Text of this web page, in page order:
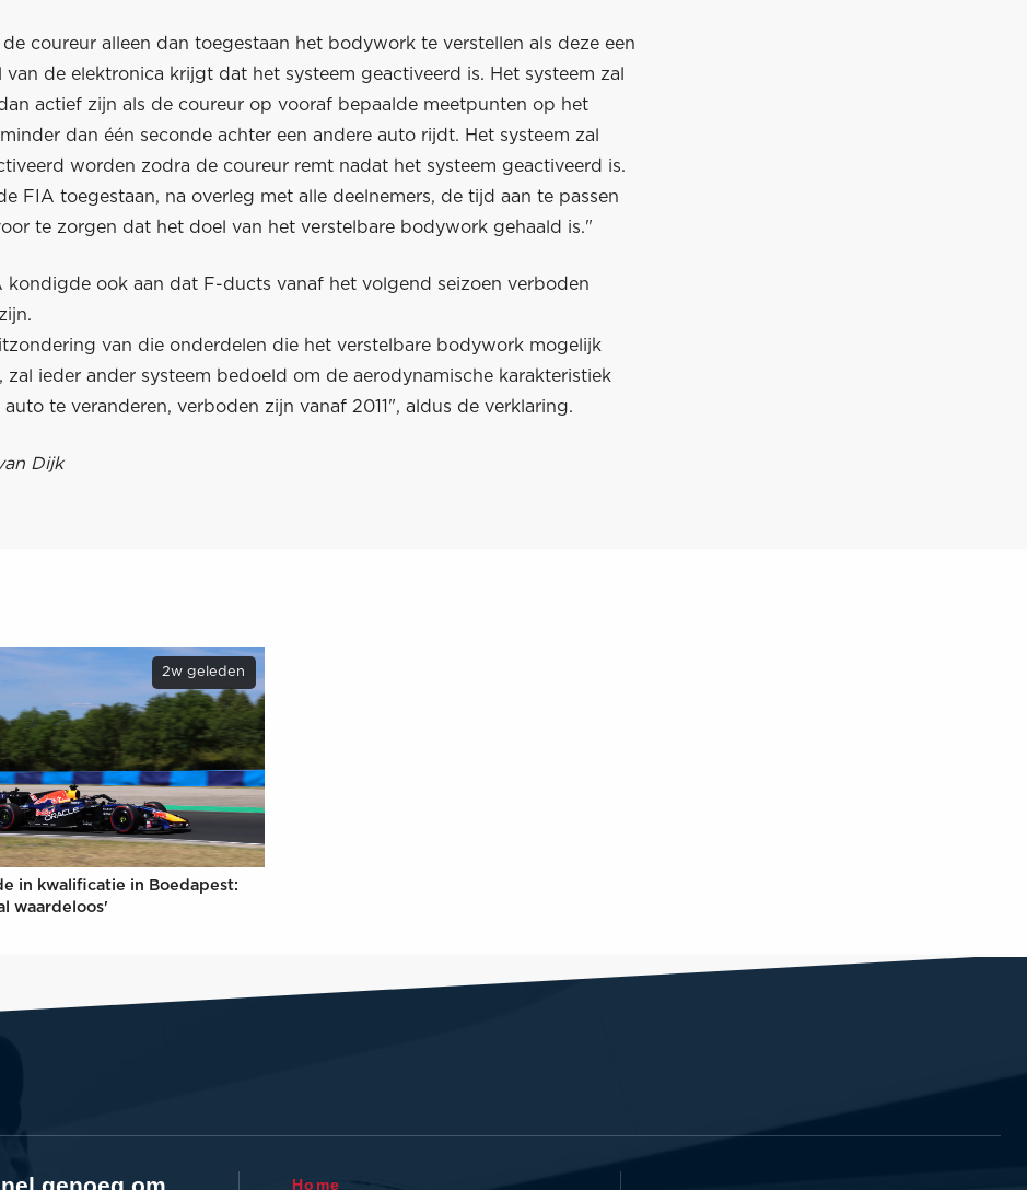
de coureur alleen dan toegestaan het bodywork te verstellen als deze een
van de elektronica krijgt dat het systeem geactiveerd is. Het systeem zal
actief zijn als de coureur op vooraf bepaalde meetpunten op het
dan één seconde achter een andere auto rijdt. Het systeem zal
worden zodra de coureur remt nadat het systeem geactiveerd is.
FIA toegestaan, na overleg met alle deelnemers, de tijd aan te passen
te zorgen dat het doel van het verstelbare bodywork gehaald is."
kondigde ook aan dat F-ducts vanaf het volgend seizoen verboden
van die onderdelen die het verstelbare bodywork mogelijk
zal ieder ander systeem bedoeld om de aerodynamische karakteristiek
auto te veranderen, verboden zijn vanaf 2011", aldus de verklaring.
Dijk
2w geleden
in kwalificatie in Boedapest:
waardeloos'
genoeg om Home